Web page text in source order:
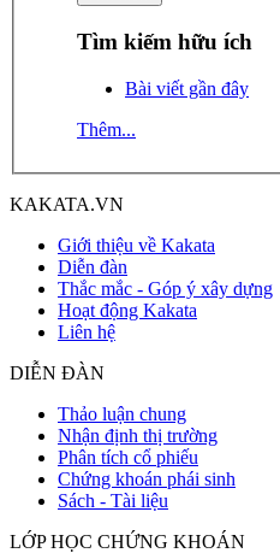
Tìm kiếm hữu ích
Bài viết gần đây
Thêm...
KAKATA.VN
Giới thiệu về Kakata
Diễn đàn
Thắc mắc - Góp ý xây dựng
Hoạt động Kakata
Liên hệ
DIỄN ĐÀN
Thảo luận chung
Nhận định thị trường
Phân tích cổ phiếu
Chứng khoán phái sinh
Sách - Tài liệu
LỚP HỌC CHỨNG KHOÁN